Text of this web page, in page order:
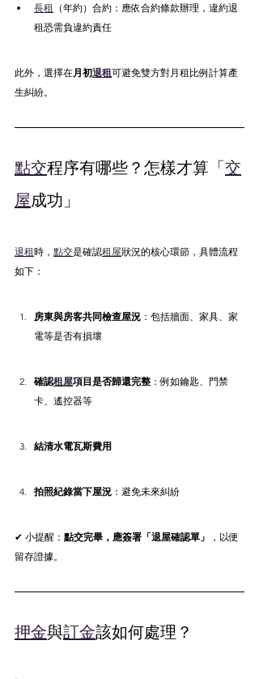
長租 （年約）合約：應依合約條款辦理，違約退
租恐需負違約責任
此外，選擇在月初退租可避免雙方對月租比例計算產
生糾紛。
點交程序有哪些？怎樣才算「交
屋成功」
退租時， 點交是確認租屋狀況的核心環節，具體流程
如下：
房東與房客共同檢查屋況 ：包括牆面、家具、家
電等是否有損壞
確認租屋項目是否歸還完整 ：例如鑰匙、門禁
卡、遙控器等
結清水電瓦斯費用
拍照紀錄當下屋況 ：避免未來糾紛
✔ 小提醒： 點交完畢，應簽署「退屋確認單」
，以便
留存證據。
押金與訂金該如何處理？